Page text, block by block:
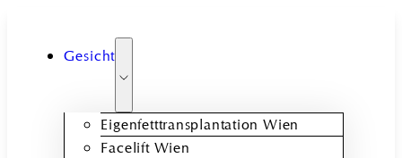
Gesicht
Eigenfetttransplantation Wien
Facelift Wien